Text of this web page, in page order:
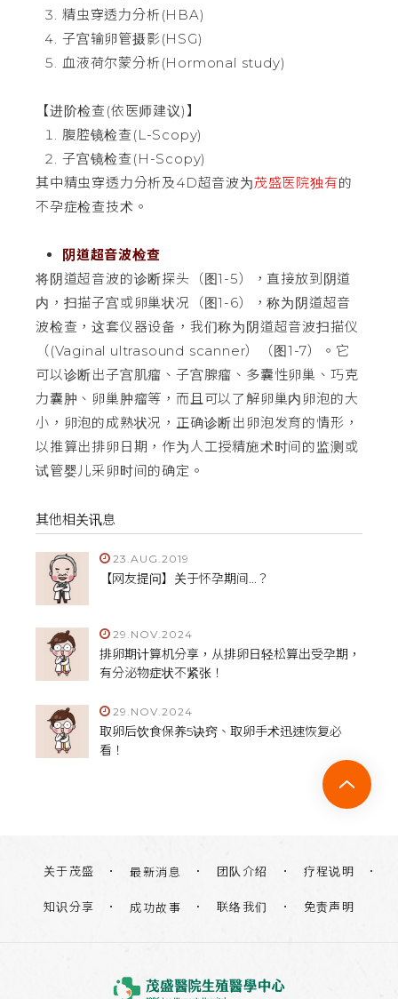
精虫穿透力分析(HBA)
子宫输卵管摄影(HSG)
血液荷尔蒙分析(Hormonal study)
【进阶检查(依医师建议)】
腹腔镜检查(L-Scopy)
子宫镜检查(H-Scopy)
其中精虫穿透力分析及4D超音波为茂盛医院独有的
不孕症检查技术。
阴道超音波检查
将阴道超音波的诊断探头（图1-5），直接放到阴道
内，扫描子宫或卵巢状况（图1-6），称为阴道超音
波检查，这套仪器设备，我们称为阴道超音波扫描仪
（(Vaginal ultrasound scanner）（图1-7）。它
可以诊断出子宫肌瘤、子宫腺瘤、多囊性卵巢、巧克
力囊肿、卵巢肿瘤等，而且可以了解卵巢内卵泡的大
小，卵泡的成熟状况，正确诊断出卵泡发育的情形，
以推算出排卵日期，作为人工授精施术时间的监测或
试管婴儿采卵时间的确定。
其他相关讯息
23.AUG.2019
【网友提问】关于怀孕期间...？
29.NOV.2024
排卵期计算机分享，从排卵日轻松算出受孕期，
有分泌物症状不紧张！
29.NOV.2024
取卵后饮食保养5诀窍、取卵手术迅速恢复必
看！
关于茂盛 最新消息 团队介绍 疗程说明
知识分享 成功故事 联络我们 免责声明